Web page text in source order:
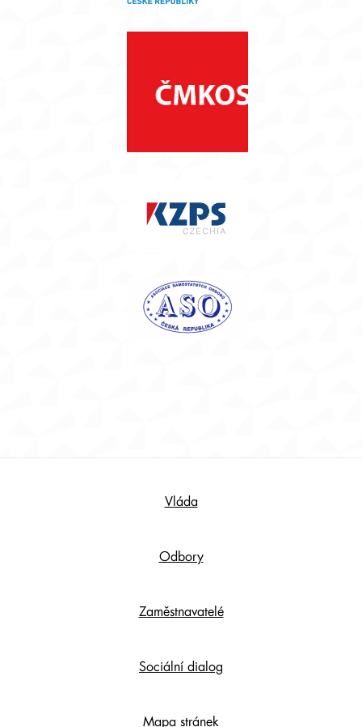
Vláda
Odbory
Zaměstnavatelé
Sociální dialog
Mapa stránek